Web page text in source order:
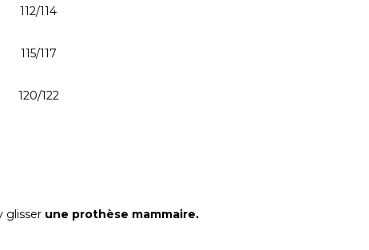
112/114
115/117
120/122
glisser une prothèse mammaire.